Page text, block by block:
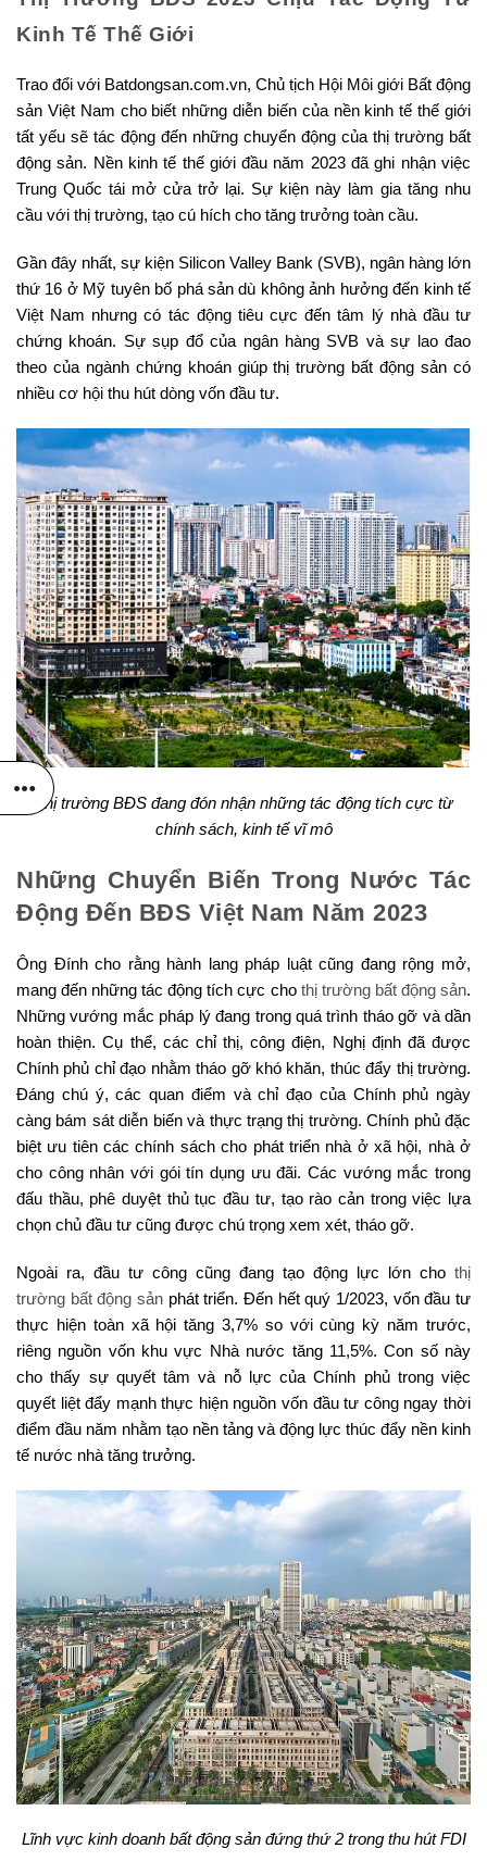
Kinh Tế Thế Giới
Trao đổi với Batdongsan.com.vn, Chủ tịch Hội Môi giới Bất động
sản Việt Nam cho biết những diễn biến của nền kinh tế thế giới
tất yếu sẽ tác động đến những chuyển động của thị trường bất
động sản. Nền kinh tế thế giới đầu năm 2023 đã ghi nhận việc
Trung Quốc tái mở cửa trở lại. Sự kiện này làm gia tăng nhu
cầu với thị trường, tạo cú hích cho tăng trưởng toàn cầu.
Gần đây nhất, sự kiện Silicon Valley Bank (SVB), ngân hàng lớn
thứ 16 ở Mỹ tuyên bố phá sản dù không ảnh hưởng đến kinh tế
Việt Nam nhưng có tác động tiêu cực đến tâm lý nhà đầu tư
chứng khoán. Sự sụp đổ của ngân hàng SVB và sự lao đao
theo của ngành chứng khoán giúp thị trường bất động sản có
nhiều cơ hội thu hút dòng vốn đầu tư.
Thị trường BĐS đang đón nhận những tác động tích cực từ
chính sách, kinh tế vĩ mô
Những Chuyển Biến Trong Nước Tác
Động Đến BĐS Việt Nam Năm 2023
Ông Đính cho rằng hành lang pháp luật cũng đang rộng mở,
mang đến những tác động tích cực chothị trường bất động sản.
Những vướng mắc pháp lý đang trong quá trình tháo gỡ và dần
hoàn thiện. Cụ thể, các chỉ thị, công điện, Nghị định đã được
Chính phủ chỉ đạo nhằm tháo gỡ khó khăn, thúc đẩy thị trường.
Đáng chú ý, các quan điểm và chỉ đạo của Chính phủ ngày
càng bám sát diễn biến và thực trạng thị trường. Chính phủ đặc
biệt ưu tiên các chính sách cho phát triển nhà ở xã hội, nhà ở
cho công nhân với gói tín dụng ưu đãi. Các vướng mắc trong
đấu thầu, phê duyệt thủ tục đầu tư, tạo rào cản trong việc lựa
chọn chủ đầu tư cũng được chú trọng xem xét, tháo gỡ.
Ngoài ra, đầu tư công cũng đang tạo động lực lớn cho thị
trường bất động sản phát triển. Đến hết quý 1/2023, vốn đầu tư
thực hiện toàn xã hội tăng 3,7% so với cùng kỳ năm trước,
riêng nguồn vốn khu vực Nhà nước tăng 11,5%. Con số này
cho thấy sự quyết tâm và nỗ lực của Chính phủ trong việc
quyết liệt đẩy mạnh thực hiện nguồn vốn đầu tư công ngay thời
điểm đầu năm nhằm tạo nền tảng và động lực thúc đẩy nền kinh
tế nước nhà tăng trưởng.
Lĩnh vực kinh doanh bất động sản đứng thứ 2 trong thu hút FDI